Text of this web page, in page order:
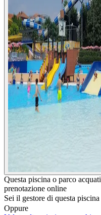
Questa piscina o parco
prenotazione online
Sei il gestore di questa
Oppure